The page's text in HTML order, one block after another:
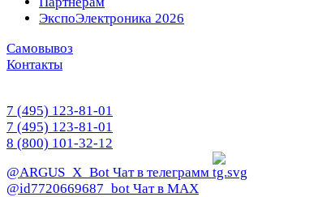
ЭкспоЭлектроника 2026
Самовывоз
Контакты
7 (495) 123-81-01
7 (495) 123-81-01
8 (800) 101-32-12
@ARGUS_X_Bot Чат в телеграмм
@id7720669687_bot Чат в МАХ